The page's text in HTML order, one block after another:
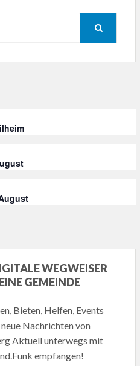
WEGWEISER
GEMEINDE
Bieten, Helfen, Events
Nachrichten von
Aktuell unterwegs mit
empfangen!